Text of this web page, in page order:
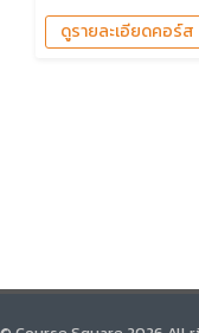
ดูรายละเอียดคอร์ส